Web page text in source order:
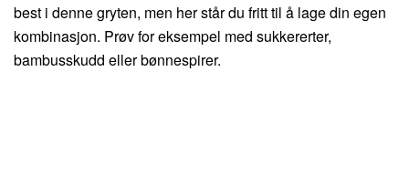
best i denne gryten, men her står du fritt til å lage din egen
kombinasjon. Prøv for eksempel med sukkererter,
bambusskudd eller bønnespirer.